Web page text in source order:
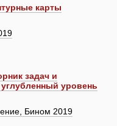
карты
задач и
уровень
Бином 2019